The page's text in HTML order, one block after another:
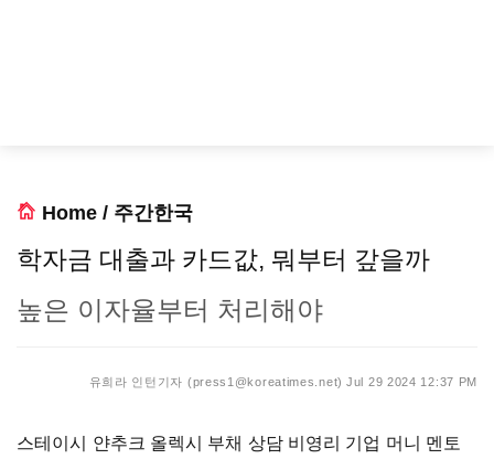
Home / 주간한국
학자금 대출과 카드값, 뭐부터 갚을까
높은 이자율부터 처리해야
유희라 인턴기자 (press1@koreatimes.net) Jul 29 2024 12:37 PM
스테이시 얀추크 올렉시 부채 상담 비영리 기업 머니 멘토